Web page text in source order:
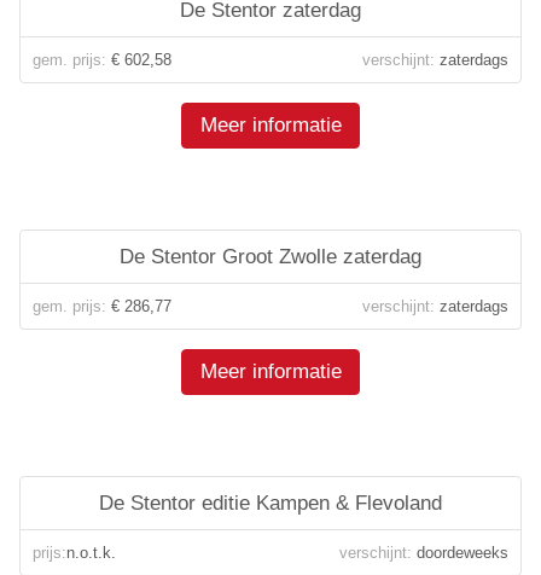
De Stentor zaterdag
gem. prijs: € 602,58 verschijnt: zaterdags
Meer informatie
De Stentor Groot Zwolle zaterdag
gem. prijs: € 286,77 verschijnt: zaterdags
Meer informatie
De Stentor editie Kampen & Flevoland
prijs:n.o.t.k. verschijnt: doordeweeks